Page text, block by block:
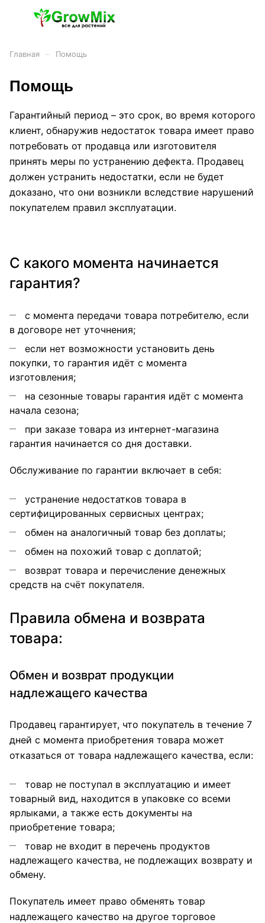
Главная Помощь
Помощь
Гарантийный период – это срок, во время которого
клиент, обнаружив недостаток товара имеет право
потребовать от продавца или изготовителя
принять меры по устранению дефекта. Продавец
должен устранить недостатки, если не будет
доказано, что они возникли вследствие нарушений
покупателем правил эксплуатации.
С какого момента начинается
гарантия?
с момента передачи товара потребителю, если
в договоре нет уточнения;
если нет возможности установить день
покупки, то гарантия идёт с момента
изготовления;
на сезонные товары гарантия идёт с момента
начала сезона;
при заказе товара из интернет-магазина
гарантия начинается со дня доставки.
Обслуживание по гарантии включает в себя:
устранение недостатков товара в
сертифицированных сервисных центрах;
обмен на аналогичный товар без доплаты;
обмен на похожий товар с доплатой;
возврат товара и перечисление денежных
средств на счёт покупателя.
Правила обмена и возврата
товара:
Обмен и возврат продукции
надлежащего качества
Продавец гарантирует, что покупатель в течение 7
дней с момента приобретения товара может
отказаться от товара надлежащего качества, если:
товар не поступал в эксплуатацию и имеет
товарный вид, находится в упаковке со всеми
ярлыками, а также есть документы на
приобретение товара;
товар не входит в перечень продуктов
надлежащего качества, не подлежащих возврату и
обмену.
Покупатель имеет право обменять товар
надлежащего качество на другое торговое